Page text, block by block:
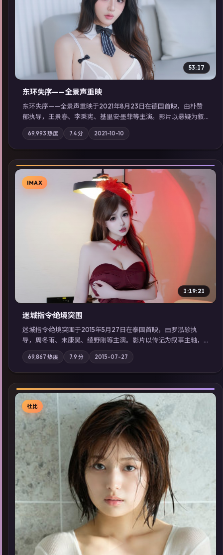
▶
53:17
东环失序——全景声重映
东环失序——全景声重映于2021年8月23日在德国首映，由朴赞
郁执导，王景春、李秉宪、基里安·墨菲等主演。影片以悬疑为叙
事主轴，科技与人性的边界在实验事故后逐渐模糊；摄影与配乐
强化地域气质；站内亦可通过「国产免费观看高清电视剧在线
看」延展检索同类型高分佳作，畅享高清在线追剧体验。
69,993 热度 7.4分 2021-10-10
▶
IMAX
1:19:21
迷城指令·绝境突围
迷城指令·绝境突围于2015年5月27日在泰国首映，由罗泓轸执
导，周冬雨、宋康昊、绫野刚等主演。影片以传记为叙事主轴，
记忆碎片重组后，主角发现自己从未活过“真实”的一天；摄影与
配乐强化地域气质；站内亦可通过「国产免费观看高清电视剧在
线看」延展检索同类型高分佳作，畅享高清在线追剧体验。
69,867 热度 7.9 分 2015-07-27
▶
杜比